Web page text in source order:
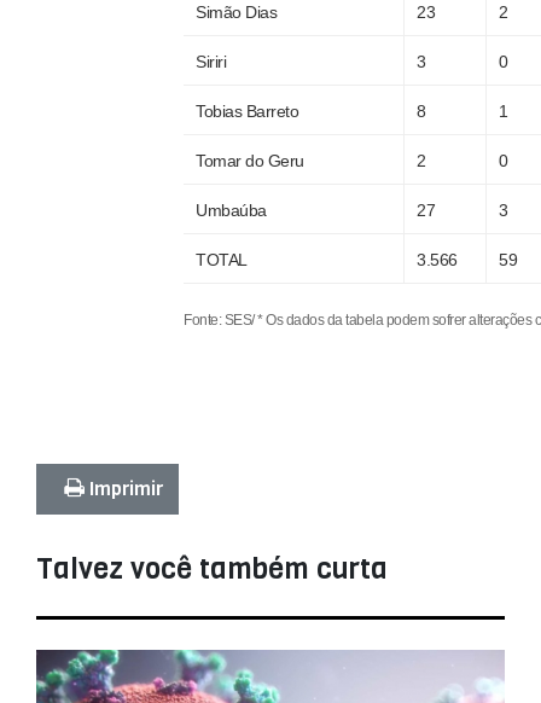
Simão Dias 23 2
Siriri 3 0
Tobias Barreto 8 1
Tomar do Geru 2 0
Umbaúba 27 3
TOTAL 3.566 59
Fonte: SES/ * Os dados da tabela podem sofrer alterações
Imprimir
Talvez você também curta